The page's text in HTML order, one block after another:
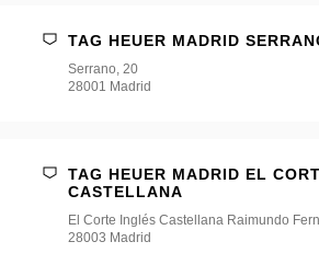
TAG HEUER MADRID
Serrano, 20
28001 Madrid
TAG HEUER MADRID EL
CASTELLANA
El Corte Inglés Castellana Raimundo
28003 Madrid